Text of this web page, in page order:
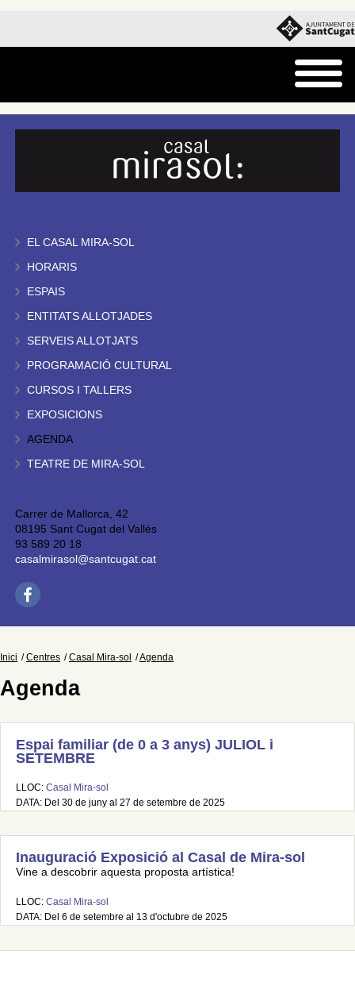
EL CASAL MIRA-SOL
HORARIS
ESPAIS
ENTITATS ALLOTJADES
SERVEIS ALLOTJATS
PROGRAMACIÓ CULTURAL
CURSOS I TALLERS
EXPOSICIONS
AGENDA
TEATRE DE MIRA-SOL
Carrer de Mallorca, 42
08195 Sant Cugat del Vallès
93 589 20 18
casalmirasol@santcugat.cat
Inici Centres Casal Mira-sol Agenda
Agenda
Espai familiar (de 0 a 3 anys) JULIOL i
SETEMBRE
LLOC: Casal Mira-sol
DATA: Del 30 de juny al 27 de setembre de 2025
Inauguració Exposició al Casal de Mira-sol
Vine a descobrir aquesta proposta artística!
LLOC: Casal Mira-sol
DATA: Del 6 de setembre al 13 d'octubre de 2025